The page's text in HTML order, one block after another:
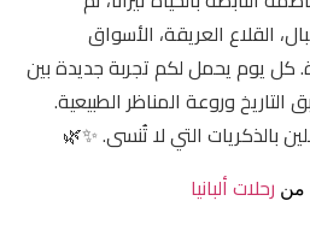
القلاع العريقة، الأسواق
كل يوم يحمل لكم تجربة جديدة بين
وروعة المناظر الطبيعية.
بالذكريات التي لا تُنسى. ✨🌿
من رحلات ألبانيا